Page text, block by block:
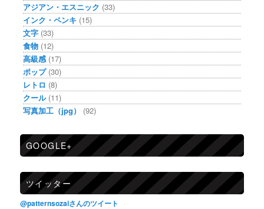
アジアン・エスニック (33)
インク・ペンキ (15)
文字 (33)
食物 (12)
高級感 (17)
ポップ(30)
レトロ (8)
クール(11)
写真加工（jpg）
(92)
GOOGLE+
ツイッター
@patternsozaiさんのツイート